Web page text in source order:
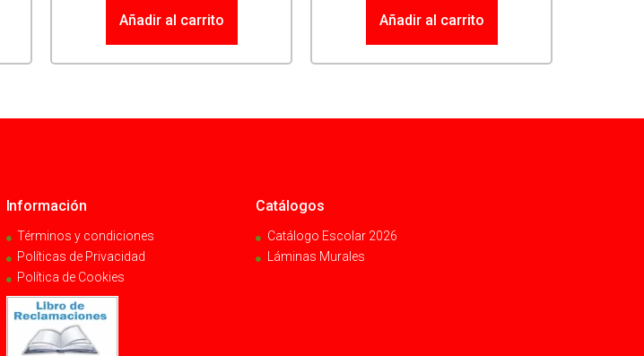
Añadir al carrito Añadir al carrito
Información
Términos y condiciones
Políticas de Privacidad
Política de Cookies
Catálogos
Catálogo Escolar 2026
Láminas Murales